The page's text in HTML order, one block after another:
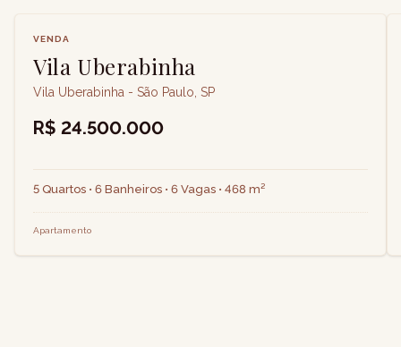
VENDA
Vila Uberabinha
Vila Uberabinha - São Paulo, SP
R$ 24.500.000
5 Quartos • 6 Banheiros • 6 Vagas • 468 m²
Apartamento